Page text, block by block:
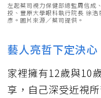
左起蔡司視力保健部總監周信
授、豐原大學眼科執行院長 徐
彥。圖片來源／蔡司提供。
藝人亮哲下定決心
家裡擁有12歲與10
享，自己深受近視